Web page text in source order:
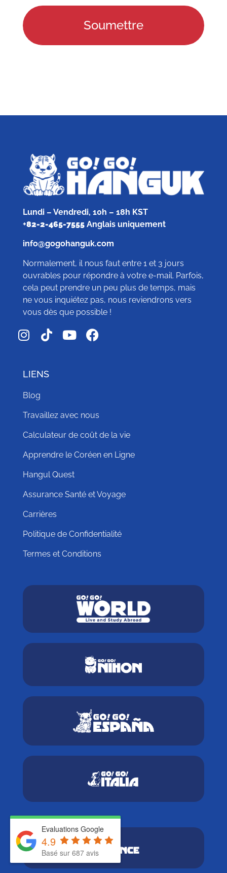
Evaluations Google
4.9
Basé sur 687 avis
Lundi – Vendredi, 10h – 18h KST
+82-2-465-7555Anglais uniquement
info@gogohanguk.com
Normalement, il nous faut entre 1 et 3 jours
ouvrables pour répondre à votre e-mail. Parfois,
cela peut prendre un peu plus de temps, mais
ne vous inquiétez pas, nous reviendrons vers
vous dès que possible !
LIENS
Blog
Travaillez avec nous
Calculateur de coût de la vie
Apprendre le Coréen en Ligne
Hangul Quest
Assurance Santé et Voyage
Carrières
Politique de Confidentialité
Termes et Conditions